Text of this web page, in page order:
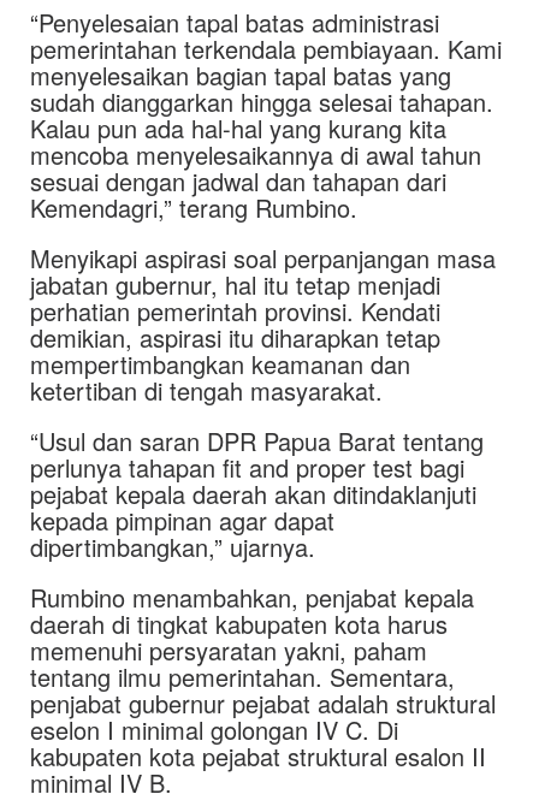
“Penyelesaian tapal batas administrasi
pemerintahan terkendala pembiayaan. Kami
menyelesaikan bagian tapal batas yang
sudah dianggarkan hingga selesai tahapan.
Kalau pun ada hal-hal yang kurang kita
mencoba menyelesaikannya di awal tahun
sesuai dengan jadwal dan tahapan dari
Kemendagri,” terang Rumbino.
Menyikapi aspirasi soal perpanjangan masa
jabatan gubernur, hal itu tetap menjadi
perhatian pemerintah provinsi. Kendati
demikian, aspirasi itu diharapkan tetap
mempertimbangkan keamanan dan
ketertiban di tengah masyarakat.
“Usul dan saran DPR Papua Barat tentang
perlunya tahapan fit and proper test bagi
pejabat kepala daerah akan ditindaklanjuti
kepada pimpinan agar dapat
dipertimbangkan,” ujarnya.
Rumbino menambahkan, penjabat kepala
daerah di tingkat kabupaten kota harus
memenuhi persyaratan yakni, paham
tentang ilmu pemerintahan. Sementara,
penjabat gubernur pejabat adalah struktural
eselon I minimal golongan IV C. Di
kabupaten kota pejabat struktural esalon II
minimal IV B.